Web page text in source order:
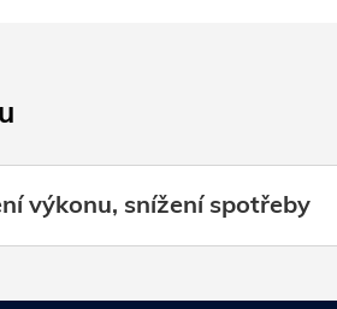
výkonu, snížení spotřeby